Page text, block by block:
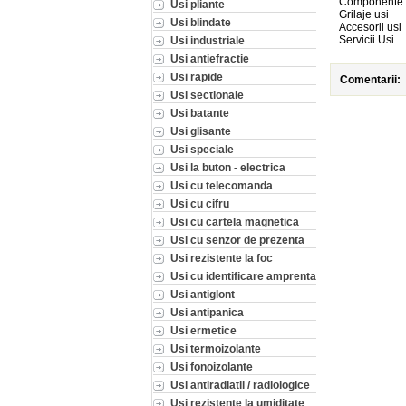
Usi pliante
Usi blindate
Usi industriale
Usi antiefractie
Usi rapide
Usi sectionale
Usi batante
Usi glisante
Usi speciale
Usi la buton - electrica
Usi cu telecomanda
Usi cu cifru
Usi cu cartela magnetica
Usi cu senzor de prezenta
Usi rezistente la foc
Usi cu identificare amprenta
Usi antiglont
Usi antipanica
Usi ermetice
Usi termoizolante
Usi fonoizolante
Usi antiradiatii / radiologice
Usi rezistente la umiditate
Grilaje usi
Accesorii usi
Servicii Usi
Comentarii: